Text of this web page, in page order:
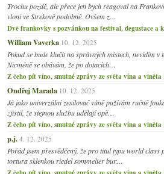
Trochu pozdě, ale přece jen bych reagoval na
vloni ve Strekově podobně. Ovšem z…
Dvě frankovky s pozvánkou na festival, degustace a
William Vaverka 10. 12. 2025
Pokud se bude klučit na správných místech, nevidím
Nicméně se obávám, že po dotacích…
Z čeho pít víno, smutné zprávy ze světa vína a
Ondřej Marada 10. 12. 2025
Já jako univerzální zesilovač vůně pužívám ručně
zjistil, že stejnou službu udělají opě…
Z čeho pít víno, smutné zprávy ze světa vína a
p.j. 4. 12. 2025
Pořád jsem přesvědčený, že pro titul typu world class
tortura sklenkou riedel sommelier bur…